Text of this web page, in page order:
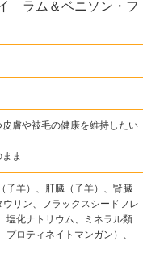
ラム＆ベニソン・フ
膚や被毛の健康を維持したい
ま
子羊）、肝臓（子羊）、腎臓
リン、フラックスシードフレ
塩化ナトリウム、ミネラル類
ロティネイトマンガン）、